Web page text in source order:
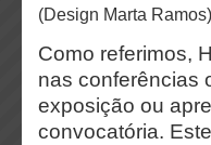
(design Marta Ramos)
Como referimos,
nas conferências
exposição ou
convocatória.